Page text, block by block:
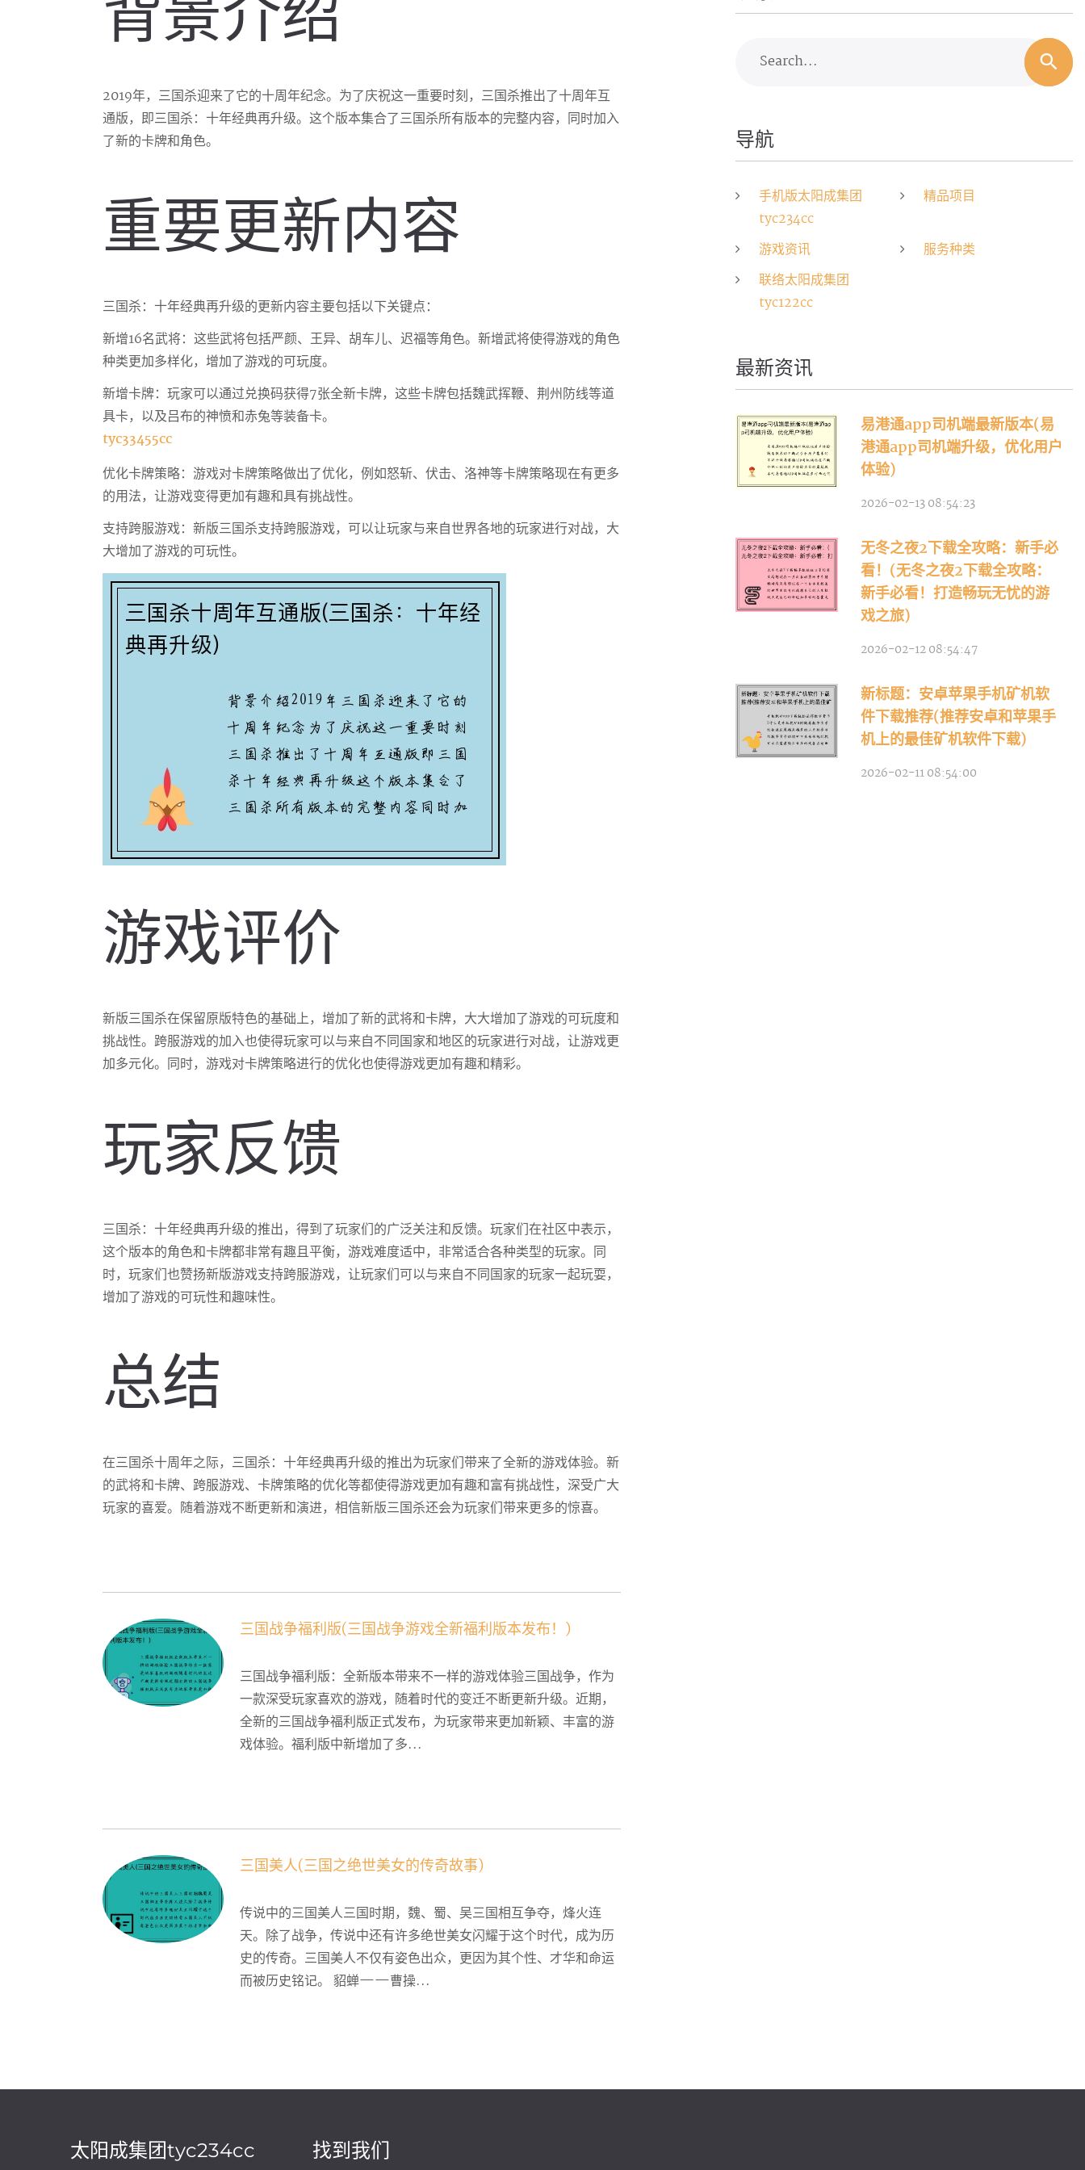
背景介绍
2019年，三国杀迎来了它的十周年纪念。为了庆祝这一重要时刻，三国杀推出了十周年互
通版，即三国杀：十年经典再升级。这个版本集合了三国杀所有版本的完整内容，同时加入
了新的卡牌和角色。
重要更新内容
三国杀：十年经典再升级的更新内容主要包括以下关键点：
新增16名武将：这些武将包括严颜、王异、胡车儿、迟福等角色。新增武将使得游戏的角色
种类更加多样化，增加了游戏的可玩度。
新增卡牌：玩家可以通过兑换码获得7张全新卡牌，这些卡牌包括魏武挥鞭、荆州防线等道
具卡，以及吕布的神愤和赤兔等装备卡。
tyc33455cc
优化卡牌策略：游戏对卡牌策略做出了优化，例如怒斩、伏击、洛神等卡牌策略现在有更多
的用法，让游戏变得更加有趣和具有挑战性。
支持跨服游戏：新版三国杀支持跨服游戏，可以让玩家与来自世界各地的玩家进行对战，大
大增加了游戏的可玩性。
游戏评价
新版三国杀在保留原版特色的基础上，增加了新的武将和卡牌，大大增加了游戏的可玩度和
挑战性。跨服游戏的加入也使得玩家可以与来自不同国家和地区的玩家进行对战，让游戏更
加多元化。同时，游戏对卡牌策略进行的优化也使得游戏更加有趣和精彩。
玩家反馈
三国杀：十年经典再升级的推出，得到了玩家们的广泛关注和反馈。玩家们在社区中表示，
这个版本的角色和卡牌都非常有趣且平衡，游戏难度适中，非常适合各种类型的玩家。同
时，玩家们也赞扬新版游戏支持跨服游戏，让玩家们可以与来自不同国家的玩家一起玩耍，
增加了游戏的可玩性和趣味性。
总结
在三国杀十周年之际，三国杀：十年经典再升级的推出为玩家们带来了全新的游戏体验。新
的武将和卡牌、跨服游戏、卡牌策略的优化等都使得游戏更加有趣和富有挑战性，深受广大
玩家的喜爱。随着游戏不断更新和演进，相信新版三国杀还会为玩家们带来更多的惊喜。
三国战争福利版(三国战争游戏全新福利版本发布！)
三国战争福利版：全新版本带来不一样的游戏体验三国战争，作为
一款深受玩家喜欢的游戏，随着时代的变迁不断更新升级。近期，
全新的三国战争福利版正式发布，为玩家带来更加新颖、丰富的游
戏体验。福利版中新增加了多...
三国美人(三国之绝世美女的传奇故事)
传说中的三国美人三国时期，魏、蜀、吴三国相互争夺，烽火连
天。除了战争，传说中还有许多绝世美女闪耀于这个时代，成为历
史的传奇。三国美人不仅有姿色出众，更因为其个性、才华和命运
而被历史铭记。 貂蝉——曹操...
Search...
导航
手机版太阳成集团
tyc234cc
精品项目
游戏资讯
服务种类
联络太阳成集团
tyc122cc
最新资讯
易港通app司机端最新版本(易
港通app司机端升级，优化用户
体验)
2026-02-13 08:54:23
无冬之夜2下载全攻略：新手必
看！(无冬之夜2下载全攻略：
新手必看！打造畅玩无忧的游
戏之旅)
2026-02-12 08:54:47
新标题：安卓苹果手机矿机软
件下载推荐(推荐安卓和苹果手
机上的最佳矿机软件下载)
2026-02-11 08:54:00
太阳成集团tyc234cc 找到我们